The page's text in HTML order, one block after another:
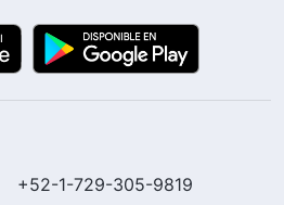
+52-1-729-305-9819